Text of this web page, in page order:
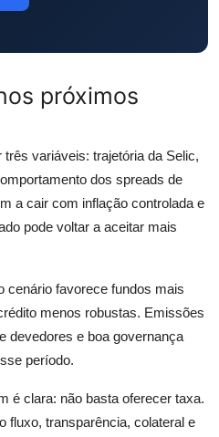
próximos
variáveis: trajetória da Selic,
dos spreads de
a cair com inflação controlada e
pode voltar a aceitar mais
cenário favorece fundos mais
menos robustas. Emissões
devedores e boa governança
período.
é clara: não basta oferecer taxa.
fluxo, transparência, colateral e